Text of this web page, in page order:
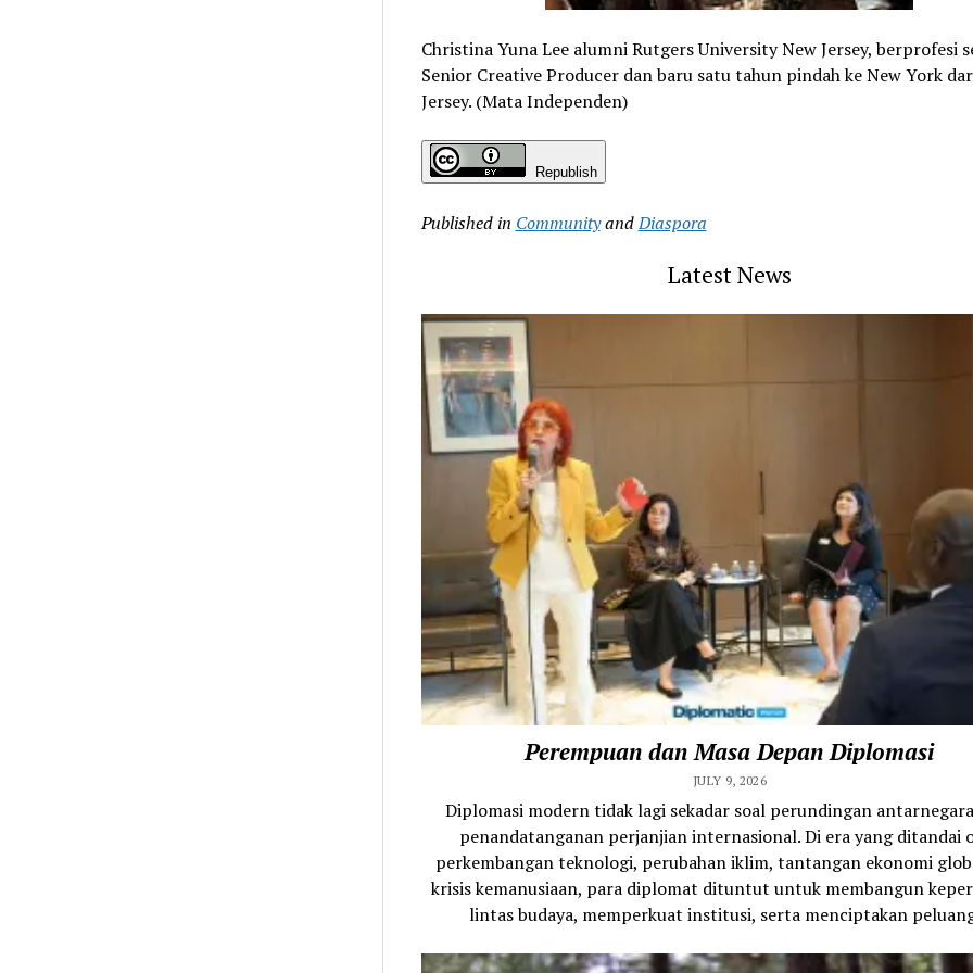
Christina Yuna Lee alumni Rutgers University New Jersey, berprofesi
Senior Creative Producer dan baru satu tahun pindah ke New York
Jersey. (Mata Independen)
Republish
Published in CommunityandDiaspora
Latest News
Perempuan dan Masa Depan Diplomasi
JULY 9, 2026
Diplomasi modern tidak lagi sekadar soal perundingan
penandatanganan perjanjian internasional. Di era yang ditandai
perkembangan teknologi, perubahan iklim, tantangan ekonomi
krisis kemanusiaan, para diplomat dituntut untuk membangun
lintas budaya, memperkuat institusi, serta menciptakan